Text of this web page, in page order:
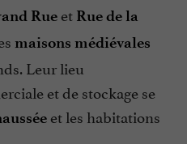
Rue et Rue de la
maisons médiévales
Leur lieu
et de stockage se
et les habitations